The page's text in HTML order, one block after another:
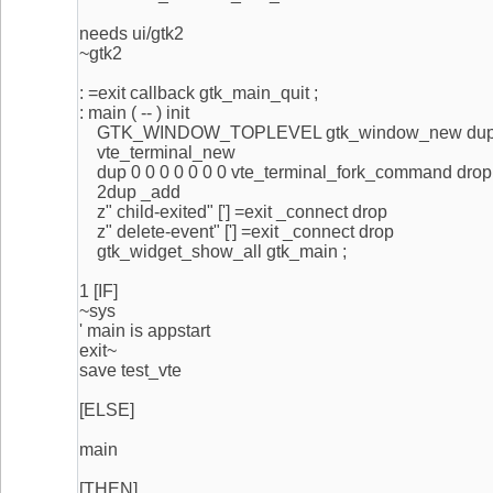
needs ui/gtk2
~gtk2
: =exit callback gtk_main_quit ;
: main ( -- ) init
GTK_WINDOW_TOPLEVEL gtk_window_new
vte_terminal_new
dup 0 0 0 0 0 0 0 vte_terminal_fork_command drop
2dup _add
z" child-exited" ['] =exit _connect drop
z" delete-event" ['] =exit _connect drop
gtk_widget_show_all gtk_main ;
1 [IF]
~sys
' main is appstart
exit~
save test_vte
[ELSE]
main